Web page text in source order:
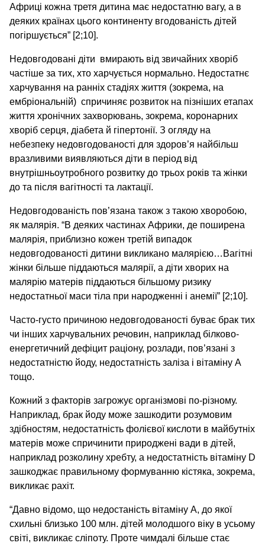
Африці кожна третя дитина має недостатню вагу, а в
деяких країнах цього континенту вгодованість дітей
погіршується” [2;10].
Недовгодовані діти вмирають від звичайних хворіб
частіше за тих, хто харчується нормально. Недостатнє
харчування на ранніх стадіях життя (зокрема, на
ембріональній) спричиняє розвиток на пізніших етапах
життя хронічних захворювань, зокрема, коронарних
хворіб серця, діабета й гіпертонії. З огляду на
небезпеку недовгодованості для здоров’я найбільш
вразливими виявляються діти в період від
внутрішньоутробного розвитку до трьох років та жінки
до та після вагітності та лактації.
Недовгодованість пов’язана також з такою хворобою,
як малярія. “В деяких частинах Африки, де поширена
малярія, приблизно кожен третій випадок
недовгодованості дитини викликано малярією…Вагітні
жінки більше піддаються малярії, а діти хворих на
малярію матерів піддаються більшому ризику
недостатньої маси тіла при народженні і анемії” [2;10].
Часто-густо причиною недовгодованості буває брак тих
чи інших харчувальних речовин, наприклад білково-
енергетичний дефіцит раціону, розлади, пов’язані з
недостатністю йоду, недостатність заліза і вітаміну А
тощо.
Кожний з факторів загрожує організмові по-різному.
Наприклад, брак йоду може зашкодити розумовим
здібностям, недостатність фолієвої кислоти в майбутніх
матерів може спричинити природжені вади в дітей,
наприклад розколину хребту, а недостатність вітаміну D
зашкоджає правильному формуванню кістяка, зокрема,
викликає рахіт.
“Давно відомо, що недостаність вітаміну А, до якої
схильні близько 100 млн. дітей молодшого віку в усьому
світі, викликає сліпоту. Проте чимдалі більше стає